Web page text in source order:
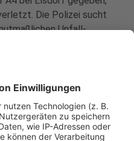
Die Polizei sucht
Unfall-
möglicher
dass das verunglückte
Uhr auf der A4 Richtung
Spurwechsel Höhe
anderen Auto touchiert